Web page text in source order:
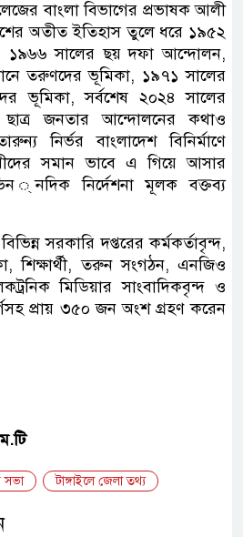
বাংলা বিভাগের প্রভাষক আলী
অতীত ইতিহাস তুলে ধরে ১৯৫২
১৯৬৬ সালের ছয় দফা আন্দোলন,
তরুণদের ভূমিকা, ১৯৭১ সালের
ভূমিকা, সর্বশেষ ২০২৪ সালের
ছাত্র জনতার আন্দোলনের কথাও
নির্ভর বাংলাদেশ বিনির্মাণে
সমান ভাবে এ গিয়ে আসার
্নদিক নির্দেশনা মূলক বক্তব্য
সরকারি দপ্তরের কর্মকর্তাবৃন্দ,
শিক্ষার্থী, তরুন সংগঠন, এনজিও
মিডিয়ার সাংবাদিকবৃন্দ ও
প্রায় ৩৫০ জন অংশ গ্রহণ করেন
সভা টাঙ্গাইলে জেলা তথ্য